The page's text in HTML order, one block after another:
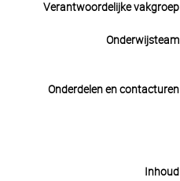
Verantwoordelijke vakgroep
Onderwijsteam
Onderdelen en contacturen
Inhoud